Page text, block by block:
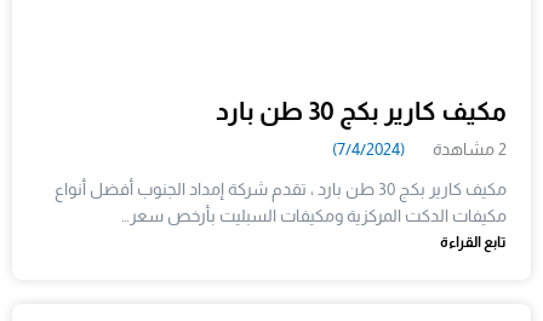
مكيف كارير بكج 30 طن بارد
2 مشاهدة (7/4/2024)
مكيف كارير بكج 30 طن بارد ، تقدم شركة إمداد الجنوب أفضل أنواع
مكيفات الدكت المركزية ومكيفات السبليت بأرخص سعر…
تابع القراءة